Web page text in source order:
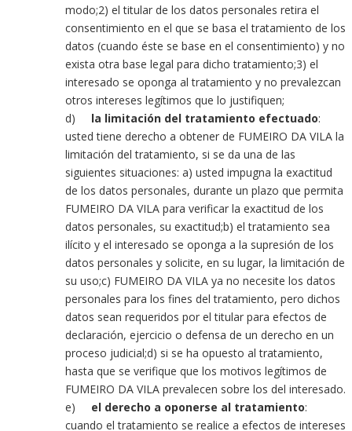
modo;2) el titular de los datos personales retira el
consentimiento en el que se basa el tratamiento de los
datos (cuando éste se base en el consentimiento) y no
exista otra base legal para dicho tratamiento;3) el
interesado se oponga al tratamiento y no prevalezcan
otros intereses legítimos que lo justifiquen;
d) la limitación del tratamiento efectuado:
usted tiene derecho a obtener de FUMEIRO DA VILA la
limitación del tratamiento, si se da una de las
siguientes situaciones: a) usted impugna la exactitud
de los datos personales, durante un plazo que permita
FUMEIRO DA VILA para verificar la exactitud de los
datos personales, su exactitud;b) el tratamiento sea
ilícito y el interesado se oponga a la supresión de los
datos personales y solicite, en su lugar, la limitación de
su uso;c) FUMEIRO DA VILA ya no necesite los datos
personales para los fines del tratamiento, pero dichos
datos sean requeridos por el titular para efectos de
declaración, ejercicio o defensa de un derecho en un
proceso judicial;d) si se ha opuesto al tratamiento,
hasta que se verifique que los motivos legítimos de
FUMEIRO DA VILA prevalecen sobre los del interesado.
e)
el derecho a oponerse al tratamiento:
cuando el tratamiento se realice a efectos de intereses